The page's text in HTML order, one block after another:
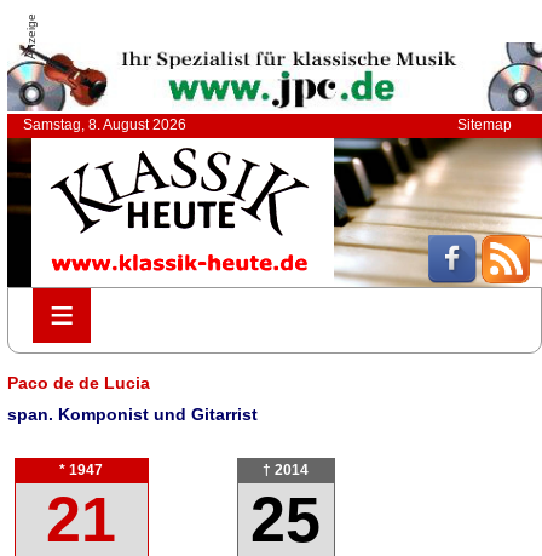
Anzeige
Samstag, 8. August 2026 Sitemap
≡
≡
Paco de de Lucia
span. Komponist und Gitarrist
* 1947
21
† 2014
25